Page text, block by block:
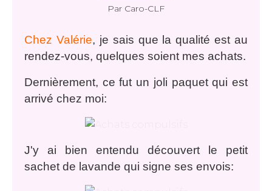
Par Caro-CLF
Chez Valérie, je sais que la qualité est au
rendez-vous, quelques soient mes achats.
Dernièrement, ce fut un joli paquet qui est
arrivé chez moi:
J'y ai bien entendu découvert le petit
sachet de lavande qui signe ses envois: